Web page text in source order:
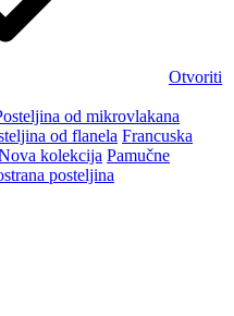
Otvoriti
od mikrovlakana
od flanela Francuska
kolekcija Pamučne
posteljina